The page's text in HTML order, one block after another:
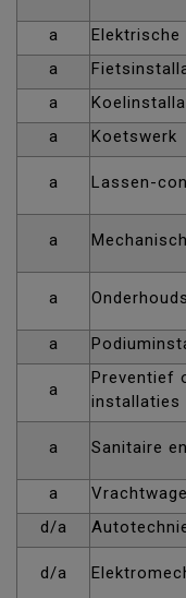
a
a
a
a
Koetswerk
a Lassen-
a
a
a
a
Preventief
installaties
a Sanitaire
a
d/a
d/a